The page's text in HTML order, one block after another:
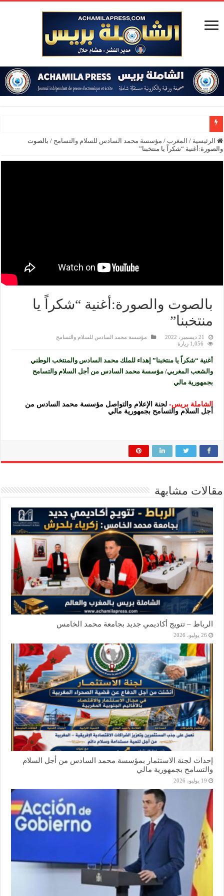
الرئيسية / المغرب / مؤسسة محمد السادس للسلام والتسامح / بالصوت
والصورة:أغنية “شكراً يا منتخبنا”
بالصوت والصورة:أغنية “شكراً يا
منتخبنا”
21 ديسمبر، 2022
مؤسسة محمد السادس للسلام والتسامح
1,056 زيارة
أغنية “شكراً يا منتخبنا” إهداء للملك محمد السادس والمنتخب الوطني
والشعب المغربي/ مؤسسة محمد السادس من أجل السلام والتسامح
بجمهورية مالي
الشاملة بريس- لجنة الإعلام والتواصل مؤسسة محمد السادس من
أجل السلام والتسامح بجمهورية مالي
مقالات مشابهة
الرباط – تتويج أكاديمي جديد بجامعة محمد الخامس
26 يوليو، 2026
إحداث لجنة الاستثمار بمؤسسة محمد السادس من أجل السلام
والتسامح بجمهورية مالي
19 يوليو، 2026